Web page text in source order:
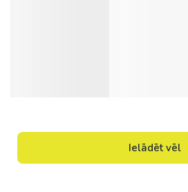
Ielādēt vēl